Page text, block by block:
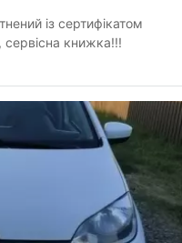
із сертифікатом